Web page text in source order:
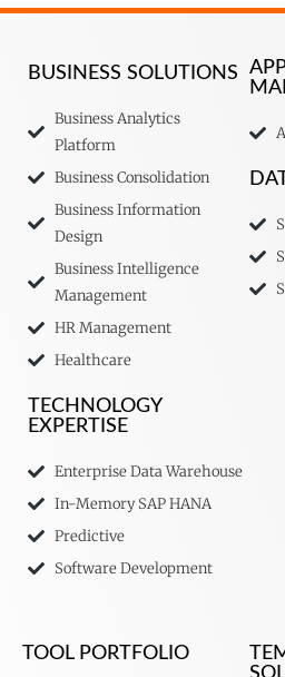
BUSINESS SOLUTIONS
Business Analytics
Platform
Business Consolidation
Business Information
Design
Business Intelligence
Management
HR Management
Healthcare
TECHNOLOGY
EXPERTISE
Enterprise Data Warehouse
In-Memory SAP HANA
Predictive
Software Development
TOOL PORTFOLIO